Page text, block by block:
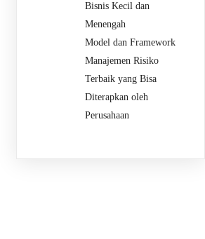
Bisnis Kecil dan
Menengah
Model dan Framework
Manajemen Risiko
Terbaik yang Bisa
Diterapkan oleh
Perusahaan